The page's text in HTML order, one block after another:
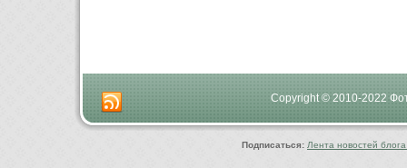
Copyright © 2010-2022
Подписаться: Лента новостей